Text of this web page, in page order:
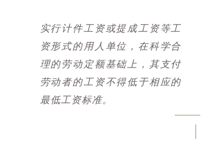
实行计件工资或提成工资等工
资形式的用人单位，在科学合
理的劳动定额基础上，其支付
劳动者的工资不得低于相应的
最低工资标准。